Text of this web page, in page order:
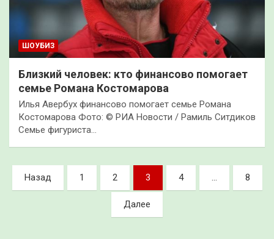
ШОУБИЗ
Близкий человек: кто финансово помогает
семье Романа Костомарова
Илья Авербух финансово помогает семье Романа
Костомарова Фото: © РИА Новости / Рамиль Ситдиков
Семье фигуриста…
Пагинация
записей
Назад 1 2 3 4 … 8
Далее